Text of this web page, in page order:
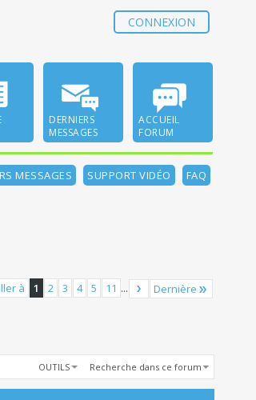
CONNEXION
DERNIERS
MESSAGES
ACCUEIL
FORUM
MESSAGES SUPPORT VIDÉO FAQ
à 1 2 3 4 5 11 ... Dernière
OUTILS Recherche dans ce forum